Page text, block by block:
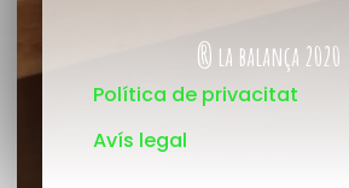
® la balança 2020
Política de privacitat
Avís legal